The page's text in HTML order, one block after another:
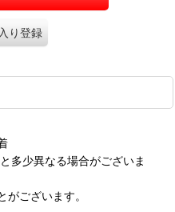
り登録
多少異なる場合がございま
ございます。